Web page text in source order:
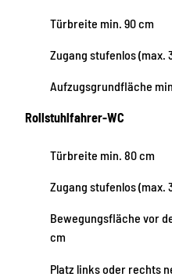
Türbreite min. 90 cm
Zugang stufenlos (max.
Aufzugsgrundfläche
Rollstuhlfahrer-WC
Türbreite min. 80 cm
Zugang stufenlos (max.
Bewegungsfläche vor
cm
Platz links oder rechts